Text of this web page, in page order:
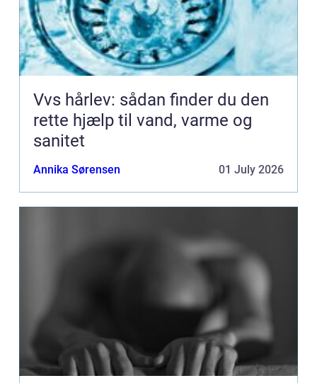
Vvs hårlev: sådan finder du den
rette hjælp til vand, varme og
sanitet
Annika Sørensen 01 July 2026